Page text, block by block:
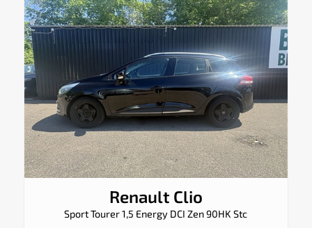
Renault Clio
Sport Tourer 1,5 Energy DCI Zen 90HK Stc